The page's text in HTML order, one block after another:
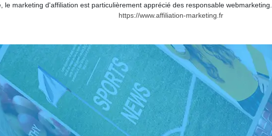
le marketing d'affiliation est particulièrement apprécié des responsable webmarketing.
https://www.affiliation-marketing.fr